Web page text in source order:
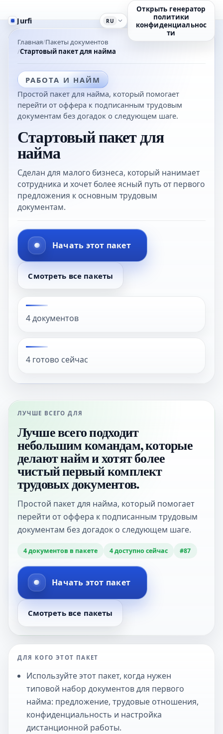
Jurfi RU
Открыть генератор
политики
конфиденциальнос
ти
Главная Пакеты документов
Стартовый пакет для найма
РАБОТА И НАЙМ
Простой пакет для найма, который помогает
перейти от оффера к подписанным трудовым
документам без догадок о следующем шаге.
Стартовый пакет для
найма
Сделан для малого бизнеса, который нанимает
сотрудника и хочет более ясный путь от первого
предложения к основным трудовым
документам.
Начать этот пакет
Смотреть все пакеты
4 документов
4 готово сейчас
ЛУЧШЕ ВСЕГО ДЛЯ
Лучше всего подходит
небольшим командам, которые
делают найм и хотят более
чистый первый комплект
трудовых документов.
Простой пакет для найма, который помогает
перейти от оффера к подписанным трудовым
документам без догадок о следующем шаге.
4документов в пакете 4доступно сейчас #87
Начать этот пакет
Смотреть все пакеты
ДЛЯ КОГО ЭТОТ ПАКЕТ
Используйте этот пакет, когда нужен
типовой набор документов для первого
найма: предложение, трудовые отношения,
конфиденциальность и настройка
дистанционной работы.